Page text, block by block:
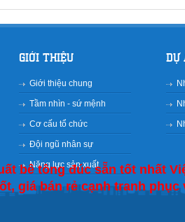
GIỚI THIỆU
Giới thiệu chung
Tầm nhìn - sứ mệnh
Cơ cấu tổ chức
Đội ngũ nhân sự
Năng lực sản xuất
DỰ
bê tông đúc sẵn tốt nhất
giá bán rẻ cạnh tranh phục